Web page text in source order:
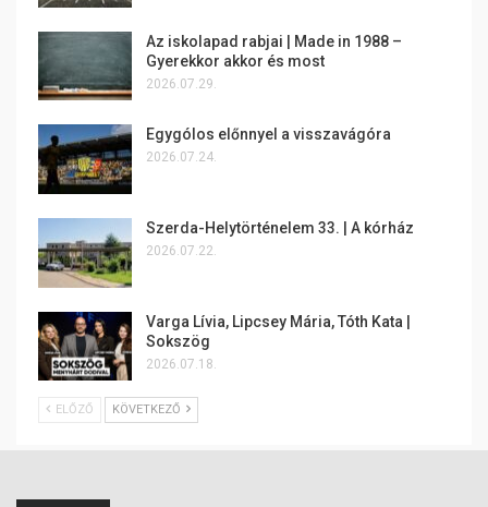
Az iskolapad rabjai | Made in 1988 –
Gyerekkor akkor és most
2026.07.29.
Egygólos előnnyel a visszavágóra
2026.07.24.
Szerda-Helytörténelem 33. | A kórház
2026.07.22.
Varga Lívia, Lipcsey Mária, Tóth Kata |
Sokszög
2026.07.18.
ELŐZŐ KÖVETKEZŐ